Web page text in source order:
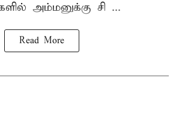
அம்மனுக்கு சி ...
Read More